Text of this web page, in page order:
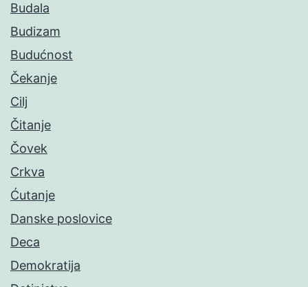
Budala
Budizam
Budućnost
Čekanje
Cilj
Čitanje
Čovek
Crkva
Ćutanje
Danske poslovice
Deca
Demokratija